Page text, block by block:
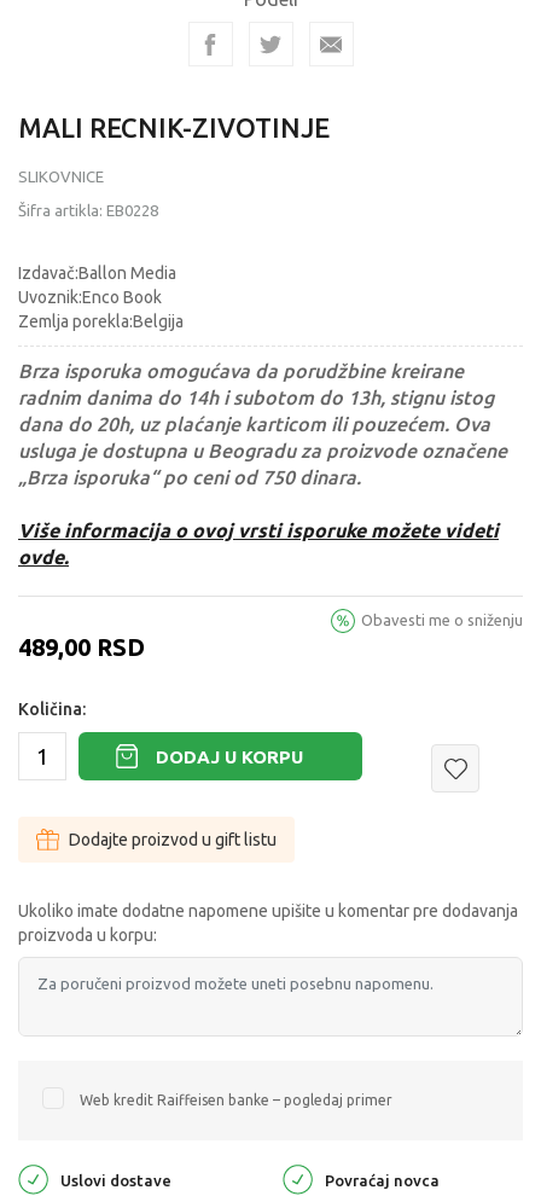
MALI RECNIK-ZIVOTINJE
SLIKOVNICE
Šifra artikla: EB0228
Izdavač:Ballon Media
Uvoznik:Enco Book
Zemlja porekla:Belgija
Brza isporuka omogućava da porudžbine kreirane
radnim danima do 14h i subotom do 13h, stignu istog
dana do 20h, uz plaćanje karticom ili pouzećem. Ova
usluga je dostupna u Beogradu za proizvode označene
„Brza isporuka“ po ceni od 750 dinara.
Više informacija o ovoj vrsti isporuke možete videti
ovde.
489,00 RSD
Obavesti me o sniženju
Količina:
DODAJ U KORPU
Dodajte proizvod u gift listu
Ukoliko imate dodatne napomene upišite u komentar pre dodavanja
proizvoda u korpu:
Web kredit Raiffeisen banke – pogledaj primer
Uslovi dostave Povraćaj novca